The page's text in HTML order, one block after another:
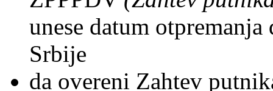
unese datum
Srbije
da overeni Zahtev